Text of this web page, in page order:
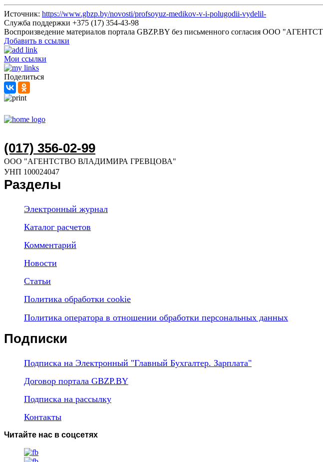
Источник: https://www.gbzp.by/novosti/profsoyuz-medikov-v-i-polugodii-vydelil-
Служба поддержки +375 (17) 354-43-98
Воспроизведение материалов портала GBZP.BY без письменного согласия OOO
Добавить в ссылки
Мои ссылки
Поделиться
(017) 356-02-99
ООО "АГЕНТСТВО ВЛАДИМИРА ГРЕВЦОВА"
УНП 100024047
Разделы
Электронный журнал
Каталог расчетов
Комментарий
Новости
Статьи
Политика обработки cookie
Политика оператора в отношении обработки персональных данных
Подписки
Подписка на Электронный "Главный Бухгалтер. Зарплата"
Договор портала GBZP.BY
Подписка на рассылку
Контакты
Читайте нас в соцсетях